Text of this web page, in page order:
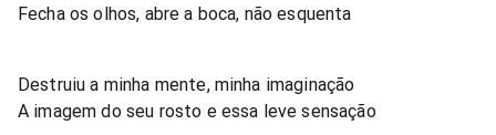
Fecha os olhos, abre a boca, não esquenta
Destruiu a minha mente, minha imaginação
A imagem do seu rosto e essa leve sensação